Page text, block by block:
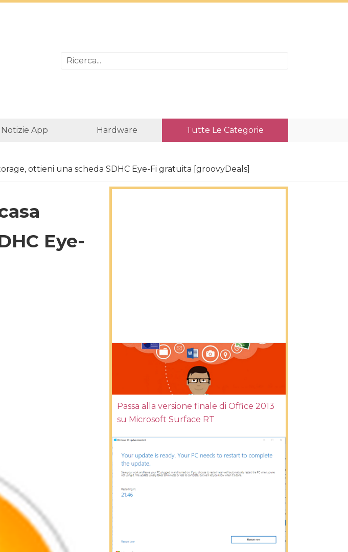
Notizie App Hardware Tutte Le Categorie
ottieni una scheda SDHC Eye-Fi gratuita [groovyDeals]
Eye-
Passa alla versione finale di Office 2013
su Microsoft Surface RT